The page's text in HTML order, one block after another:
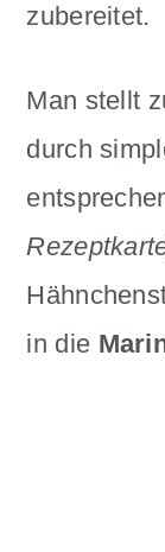
zubereitet.
Man stellt
durch
in die